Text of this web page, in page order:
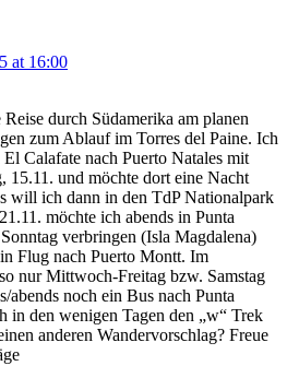
at 16:00
durch Südamerika am planen
zum Ablauf im Torres del Paine. Ich
Calafate nach Puerto Natales mit
15.11. und möchte dort eine Nacht
will ich dann in den TdP Nationalpark
möchte ich abends in Punta
verbringen (Isla Magdalena)
Flug nach Puerto Montt. Im
nur Mittwoch-Freitag bzw. Samstag
abends noch ein Bus nach Punta
in den wenigen Tagen den „w“ Trek
anderen Wandervorschlag? Freue